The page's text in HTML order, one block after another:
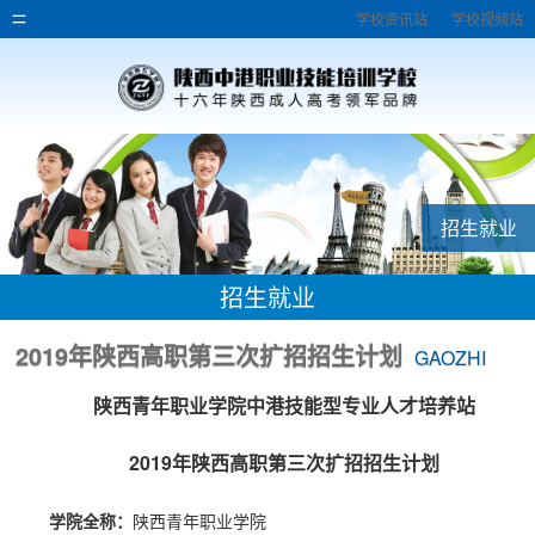
学校资讯站 学校视频站
招生就业
招生就业
2019年陕西高职第三次扩招招生计划 GAOZHI
陕西青年职业学院中港技能型专业人才培养站
2019年陕西高职第三次扩招招生计划
学院全称： 陕西青年职业学院